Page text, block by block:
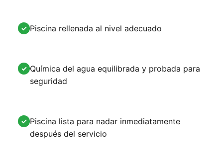
✓ Piscina rellenada al nivel adecuado
✓ Química del agua equilibrada y probada para
seguridad
✓ Piscina lista para nadar inmediatamente
después del servicio